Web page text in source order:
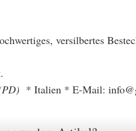
versilbertes
* Italien * E-Mail: